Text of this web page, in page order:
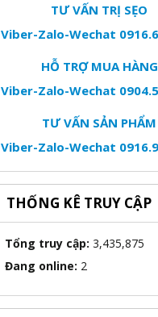
TƯ VẤN TRỊ SẸO
Viber-Zalo-Wechat
HỖ TRỢ MUA HÀNG
Viber-Zalo-Wechat
TƯ VẤN SẢN PHẨM
Viber-Zalo-Wechat
THỐNG KÊ TRUY CẬP
Tổng truy cập: 3,435,875
Đang online: 2